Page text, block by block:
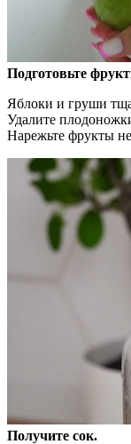
Подготовьте
Яблоки и груши
Удалите
Нарежьте фрукты
Получите сок.